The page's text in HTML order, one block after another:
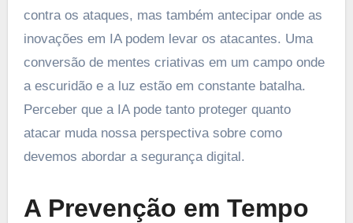
contra os ataques, mas também antecipar onde as
inovações em IA podem levar os atacantes. Uma
conversão de mentes criativas em um campo onde
a escuridão e a luz estão em constante batalha.
Perceber que a IA pode tanto proteger quanto
atacar muda nossa perspectiva sobre como
devemos abordar a segurança digital.
A Prevenção em Tempo